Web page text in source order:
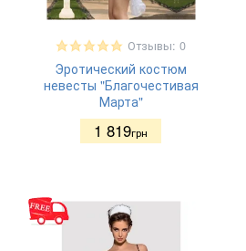
Отзывы: 0
Эротический костюм
невесты "Благочестивая
Марта"
1 819грн